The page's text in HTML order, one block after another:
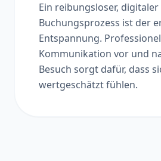
Ein reibungsloser, digitaler
Buchungsprozess ist der
Entspannung.
Kommunikation vor und
Besuch sorgt dafür, dass
wertgeschätzt fühlen.